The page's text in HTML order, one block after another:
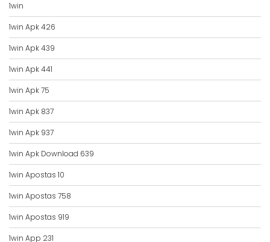
1win
1win Apk 426
1win Apk 439
1win Apk 441
1win Apk 75
1win Apk 837
1win Apk 937
1win Apk Download 639
1win Apostas 10
1win Apostas 758
1win Apostas 919
1win App 231